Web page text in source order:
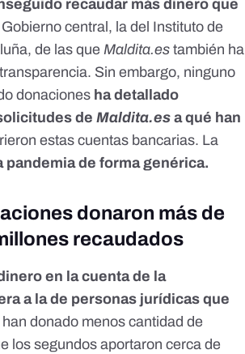
recaudar más dinero que
central, la del Instituto de
de las queMaldita.es también ha
Sin embargo, ninguno
donaciones ha detallado
deMaldita.es a qué han
estas cuentas bancarias. La
pandemia de forma genérica.
donaron más de
recaudados
en la cuenta de la
a la de personas jurídicas que
donado menos cantidad de
los segundos aportaron cerca de